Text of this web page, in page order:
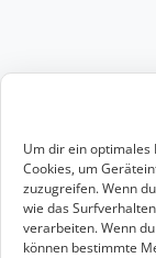
Um dir ein optimales
Cookies, um
zuzugreifen. Wenn
wie das
verarbeiten. Wenn
können bestimmte